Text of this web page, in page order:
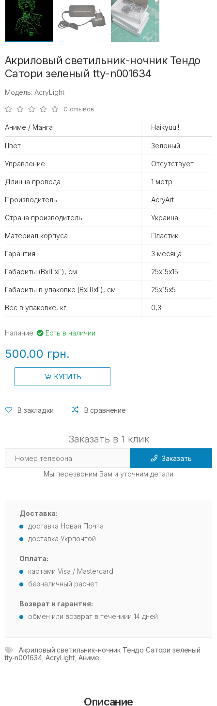
Акриловый светильник-ночник Тендо
Сатори зеленый tty-n001634
Модель: AcryLight
0 отзывов
Аниме / Манга Haikyuu!!
Цвет Зеленый
Управление Отсутствует
Длинна провода 1 метр
Производитель AcryArt
Страна производитель Украина
Материал корпуса Пластик
Гарантия 3 месяца
Габариты (ВхШхГ), см 25х15х15
Габариты в упаковке (ВхШхГ), см 25х15х5
Вес в упаковке, кг 0,3
Наличие: Есть в наличии
500.00 грн.
КУПИТЬ
В закладки В сравнение
Заказать в 1 клик
Заказать
Мы перезвоним Вам и уточним детали
Доставка:
доставка Новая Почта
доставка Укрпочтой
Оплата:
картами Visa / Mastercard
безналичный расчет
Возврат и гарантия:
обмен или возврат в течениии 14 дней
Акриловый светильник-ночник Тендо Сатори зеленый
tty-n001634,AcryLight, Аниме
Описание